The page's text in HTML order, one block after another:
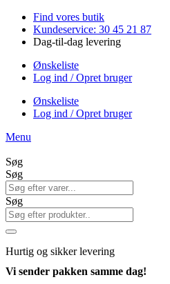
Videre
indhold
Find vores butik
Kundeservice: 30 45 21 87
Dag-til-dag levering
Ønskeliste
Log ind / Opret bruger
Ønskeliste
Log ind / Opret bruger
Menu
Søg
Søg
Søg
Hurtig og sikker levering
Vi sender pakken samme dag!